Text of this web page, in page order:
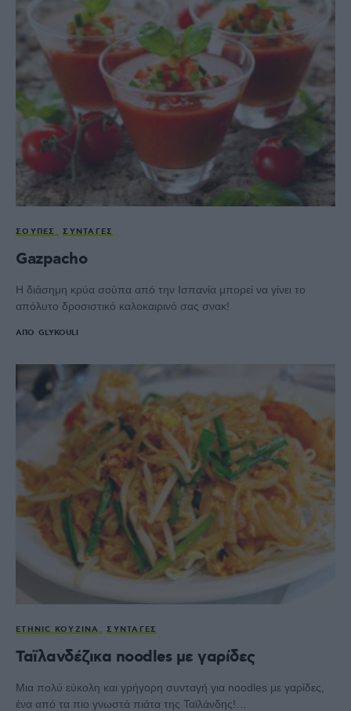
ΣΟΎΠΕΣ ΣΥΝΤΑΓΈΣ
Gazpacho
Η διάσημη κρύα σούπα από την Ισπανία μπορεί να γίνει το
απόλυτο δροσιστικό καλοκαιρινό σας σνακ!
ΑΠΌ GLYKOULI
ETHNIC ΚΟΥΖΊΝΑ ΣΥΝΤΑΓΈΣ
Ταϊλανδέζικα noodles με γαρίδες
Μια πολύ εύκολη και γρήγορη συνταγή για noodles με γαρίδες,
ένα από τα πιο γνωστά πιάτα της Ταϊλάνδης!…